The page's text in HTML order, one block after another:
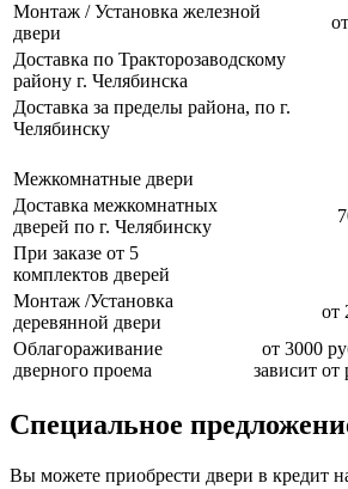
Монтаж / Установка железной
двери
Доставка по Тракторозаводскому
району г. Челябинска
Доставка за пределы района, по г.
Челябинску
Межкомнатные двери
Доставка межкомнатных
дверей по г. Челябинску
При заказе от 5
комплектов дверей
Монтаж /Установка
деревянной двери
от
Облагораживание
дверного проема
от 3000
зависит от
Специальное
Вы можете приобрести двери в кредит